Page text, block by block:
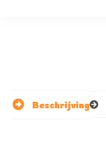
Beschrijving